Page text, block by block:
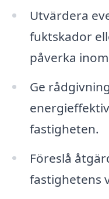
Utvärdera
fuktskador
påverka
Ge
fastigheten.
Föreslå
fastighetens